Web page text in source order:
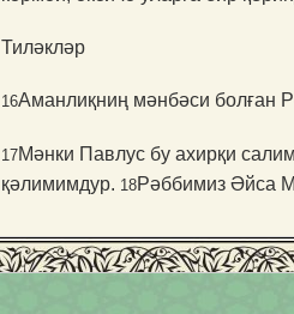
Тиләкләр
16Аманлиқниң мәнбәси болған
17Мәнки Павлус бу ахирқи
қәлимимдур. 18Рәббимиз Әйса